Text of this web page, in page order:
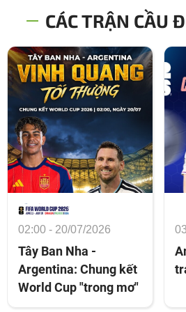
CÁC TRẬN CẦU
02:00 - 20/07/2026
Tây Ban Nha -
Argentina: Chung kết
World Cup "trong mơ"